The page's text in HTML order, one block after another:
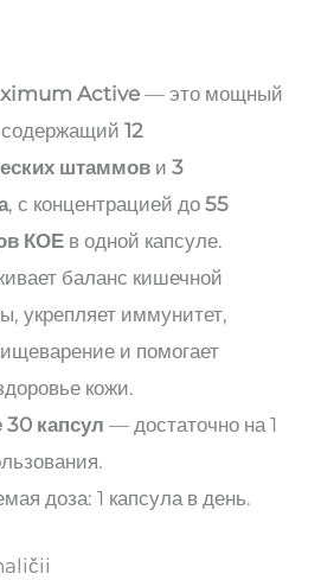
Active — это мощный
содержащий12
штаммов и3
, с концентрацией до55
КОЕ в одной капсуле.
баланс кишечной
укрепляет иммунитет,
и помогает
кожи.
30 капсул — достаточно на 1
доза: 1 капсула в день.